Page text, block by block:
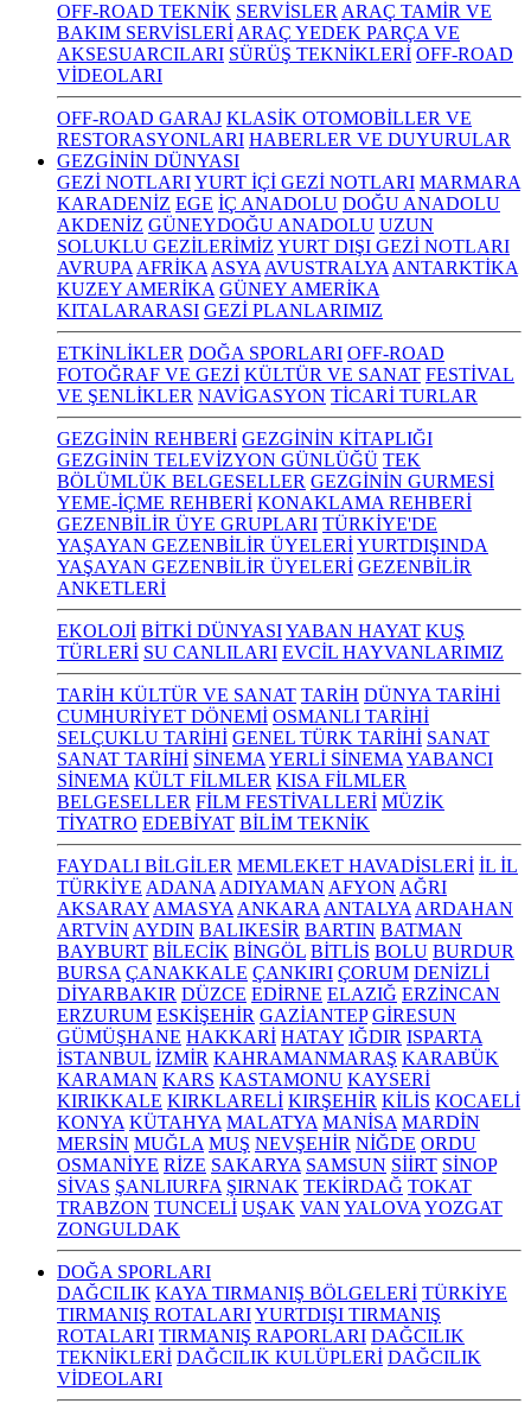
OFF-ROAD TEKNİK SERVİSLER ARAÇ TAMİR VE
BAKIM SERVİSLERİ ARAÇ YEDEK PARÇA VE
AKSESUARCILARI SÜRÜŞ TEKNİKLERİ OFF-ROAD
VİDEOLARI
OFF-ROAD GARAJ KLASİK OTOMOBİLLER VE
RESTORASYONLARI HABERLER VE DUYURULAR
GEZGİNİN DÜNYASI
GEZİ NOTLARIYURT İÇİ GEZİ NOTLARI MARMARA
KARADENİZ EGE İÇ ANADOLU DOĞU ANADOLU
AKDENİZ GÜNEYDOĞU ANADOLU UZUN
SOLUKLU GEZİLERİMİZ YURT DIŞI GEZİ NOTLARI
AVRUPA AFRİKA ASYA AVUSTRALYA ANTARKTİKA
KUZEY AMERİKA GÜNEY AMERİKA
KITALARARASI GEZİ PLANLARIMIZ
ETKİNLİKLER DOĞA SPORLARI OFF-ROAD
FOTOĞRAF VE GEZİ KÜLTÜR VE SANAT FESTİVAL
VE ŞENLİKLER NAVİGASYON TİCARİ TURLAR
GEZGİNİN REHBERİ GEZGİNİN KİTAPLIĞI
GEZGİNİN TELEVİZYON GÜNLÜĞÜ TEK
BÖLÜMLÜK BELGESELLER GEZGİNİN GURMESİ
YEME-İÇME REHBERİ KONAKLAMA REHBERİ
GEZENBİLİR ÜYE GRUPLARI TÜRKİYE'DE
YAŞAYAN GEZENBİLİR ÜYELERİYURTDIŞINDA
YAŞAYAN GEZENBİLİR ÜYELERİ GEZENBİLİR
ANKETLERİ
EKOLOJİ BİTKİ DÜNYASIYABAN HAYAT KUŞ
TÜRLERİ SU CANLILARI EVCİL HAYVANLARIMIZ
TARİH KÜLTÜR VE SANAT TARİH DÜNYA TARİHİ
CUMHURİYET DÖNEMİ OSMANLI TARİHİ
SELÇUKLU TARİHİ GENEL TÜRK TARİHİ SANAT
SANAT TARİHİ SİNEMA YERLİ SİNEMA YABANCI
SİNEMA KÜLT FİLMLER KISA FİLMLER
BELGESELLER FİLM FESTİVALLERİ MÜZİK
TİYATRO EDEBİYAT BİLİM TEKNİK
FAYDALI BİLGİLER MEMLEKET HAVADİSLERİ İL İL
TÜRKİYE ADANA ADIYAMAN AFYON AĞRI
AKSARAY AMASYA ANKARA ANTALYA ARDAHAN
ARTVİN AYDIN BALIKESİR BARTIN BATMAN
BAYBURT BİLECİK BİNGÖL BİTLİS BOLU BURDUR
BURSA ÇANAKKALE ÇANKIRI ÇORUM DENİZLİ
DİYARBAKIR DÜZCE EDİRNE ELAZIĞ ERZİNCAN
ERZURUM ESKİŞEHİR GAZİANTEP GİRESUN
GÜMÜŞHANE HAKKARİ HATAY IĞDIR ISPARTA
İSTANBUL İZMİR KAHRAMANMARAŞ KARABÜK
KARAMAN KARS KASTAMONU KAYSERİ
KIRIKKALE KIRKLARELİ KIRŞEHİR KİLİS KOCAELİ
KONYA KÜTAHYA MALATYA MANİSA MARDİN
MERSİN MUĞLA MUŞ NEVŞEHİR NİĞDE ORDU
OSMANİYE RİZE SAKARYA SAMSUN SİİRT SİNOP
SİVAS ŞANLIURFA ŞIRNAK TEKİRDAĞ TOKAT
TRABZON TUNCELİ UŞAK VAN YALOVA YOZGAT
ZONGULDAK
DOĞA SPORLARI
DAĞCILIK KAYA TIRMANIŞ BÖLGELERİ TÜRKİYE
TIRMANIŞ ROTALARIYURTDIŞI TIRMANIŞ
ROTALARI TIRMANIŞ RAPORLARI DAĞCILIK
TEKNİKLERİ DAĞCILIK KULÜPLERİ DAĞCILIK
VİDEOLARI